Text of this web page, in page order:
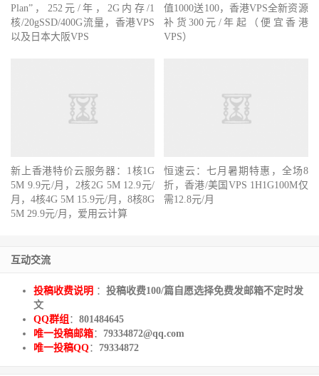
Plan”，252元/年，2G内存/1
核/20gSSD/400G流量，香港VPS
以及日本大阪VPS
值1000送100，香港VPS全新资源
补货300元/年起（便宜香港
VPS）
新上香港特价云服务器：1核1G
5M 9.9元/月，2核2G 5M 12.9元/
月，4核4G 5M 15.9元/月，8核8G
5M 29.9元/月，爱用云计算
恒速云：七月暑期特惠，全场8
折，香港/美国VPS 1H1G100M仅
需12.8元/月
互动交流
投稿收费说明 ： 投稿收费100/篇自愿选择免费发邮箱不定时发
文
QQ群组 ： 801484645
唯一投稿邮箱： 79334872@qq.com
唯一投稿QQ： 79334872